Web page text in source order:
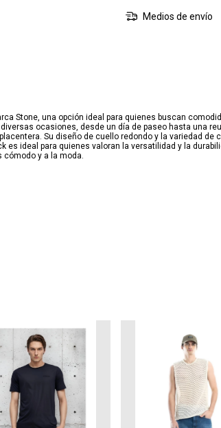
Medios de envío
Stone, una opción ideal para quienes buscan
ocasiones, desde un día de paseo hasta una
Su diseño de cuello redondo y la variedad
ideal para quienes valoran la versatilidad y la
y a la moda.